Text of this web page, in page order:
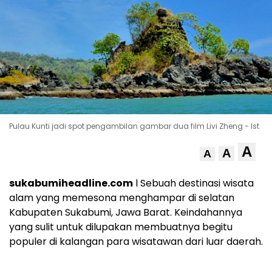
Pulau Kunti jadi spot pengambilan gambar dua film Livi Zheng - Ist
A A A
sukabumiheadline.com l Sebuah destinasi wisata
alam yang memesona menghampar di selatan
Kabupaten Sukabumi, Jawa Barat. Keindahannya
yang sulit untuk dilupakan membuatnya begitu
populer di kalangan para wisatawan dari luar daerah.